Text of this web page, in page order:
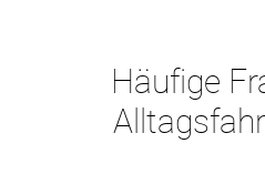
Häufige